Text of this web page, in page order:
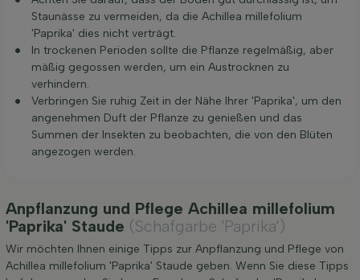
Staunässe zu vermeiden, da die Achillea millefolium
'Paprika' dies nicht verträgt.
In trockenen Perioden sollte die Pflanze regelmäßig, aber
mäßig gegossen werden, um ein Austrocknen zu
verhindern.
Verbringen Sie ruhig Zeit in der Nähe Ihrer 'Paprika', um den
angenehmen Duft der Pflanze zu genießen und das
Summen der Insekten zu beobachten, die von den Blüten
angezogen werden.
Anpflanzung und Pflege Achillea millefolium
'Paprika' Staude (Schafgarbe 'Paprika')
Wir möchten Ihnen einige Tipps zur Anpflanzung und Pflege von
Achillea millefolium 'Paprika' Staude geben. Wenn Sie diese Tipps